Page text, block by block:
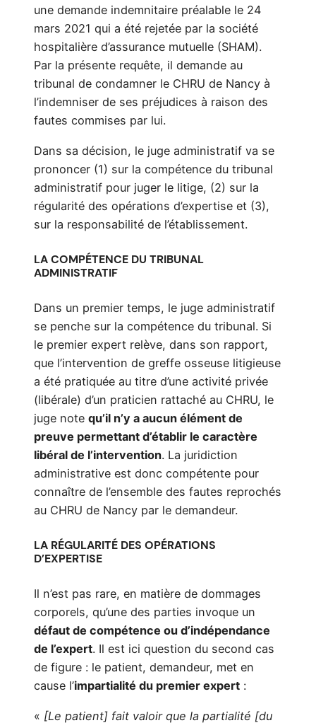
une demande indemnitaire préalable le 24
mars 2021 qui a été rejetée par la société
hospitalière d’assurance mutuelle (SHAM).
Par la présente requête, il demande au
tribunal de condamner le CHRU de Nancy à
l’indemniser de ses préjudices à raison des
fautes commises par lui.
Dans sa décision, le juge administratif va se
prononcer (1) sur la compétence du tribunal
administratif pour juger le litige, (2) sur la
régularité des opérations d’expertise et (3),
sur la responsabilité de l’établissement.
LA COMPÉTENCE DU TRIBUNAL
ADMINISTRATIF
Dans un premier temps, le juge administratif
se penche sur la compétence du tribunal. Si
le premier expert relève, dans son rapport,
que l’intervention de greffe osseuse litigieuse
a été pratiquée au titre d’une activité privée
(libérale) d’un praticien rattaché au CHRU, le
juge note qu’il n’y a aucun élément de
preuve permettant d’établir le caractère
libéral de l’intervention. La juridiction
administrative est donc compétente pour
connaître de l’ensemble des fautes reprochés
au CHRU de Nancy par le demandeur.
LA RÉGULARITÉ DES OPÉRATIONS
D’EXPERTISE
Il n’est pas rare, en matière de dommages
corporels, qu’une des parties invoque un
défaut de compétence ou d’indépendance
de l’expert. Il est ici question du second cas
de figure : le patient, demandeur, met en
cause l’impartialité du premier expert :
« [Le patient] fait valoir que la partialité [du